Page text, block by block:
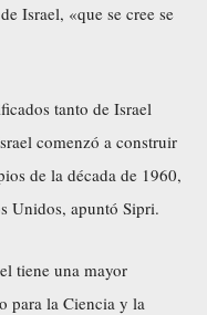
Israel, «que se cree se
tanto de Israel
comenzó a construir
de la década de 1960,
Unidos, apuntó Sipri.
tiene una mayor
para la Ciencia y la